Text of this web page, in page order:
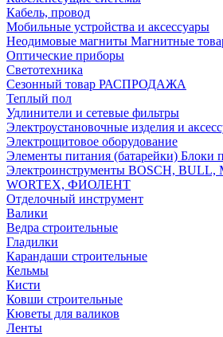
Кабель, провод
Мобильные устройства и аксессуары
Неодимовые магниты Магнитные
Оптические приборы
Светотехника
Сезонный товар РАСПРОДАЖА
Теплый пол
Удлинители и сетевые фильтры
Электроустановочные изделия и
Электрощитовое оборудование
Элементы питания (батарейки) Блоки
Электроинструменты BOSCH,
WORTEX, ФИОЛЕНТ
Отделочный инструмент
Валики
Ведра строительные
Гладилки
Карандаши строительные
Кельмы
Кисти
Ковши строительные
Кюветы для валиков
Ленты